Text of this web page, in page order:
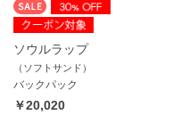
ソウルラップ
（ソフトサンド）
バックパック
￥20,020